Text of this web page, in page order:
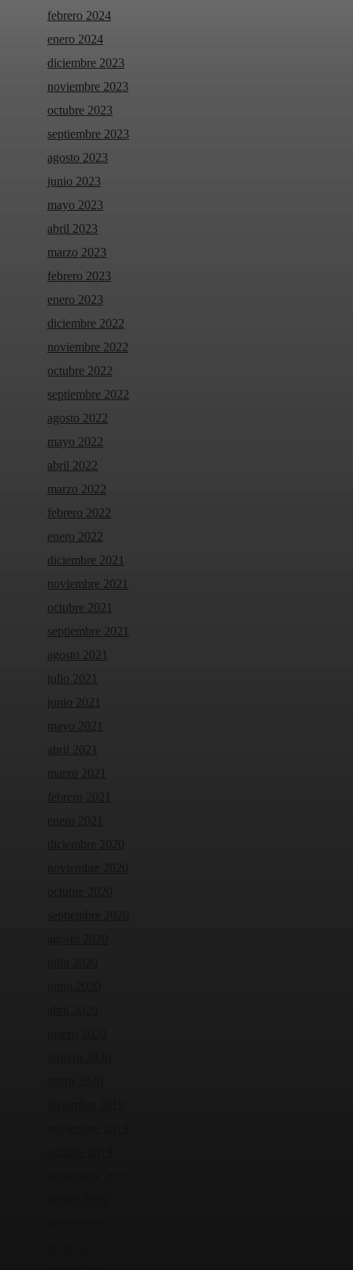
febrero 2024
enero 2024
diciembre 2023
noviembre 2023
octubre 2023
septiembre 2023
agosto 2023
junio 2023
mayo 2023
abril 2023
marzo 2023
febrero 2023
enero 2023
diciembre 2022
noviembre 2022
octubre 2022
septiembre 2022
agosto 2022
mayo 2022
abril 2022
marzo 2022
febrero 2022
enero 2022
diciembre 2021
noviembre 2021
octubre 2021
septiembre 2021
agosto 2021
julio 2021
junio 2021
mayo 2021
abril 2021
marzo 2021